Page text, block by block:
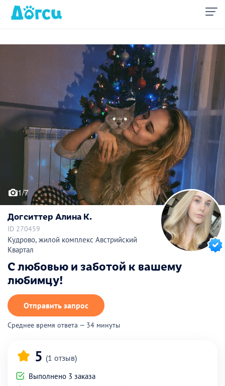
1/7
Догситтер Алина К.
ID 270459
Кудрово, жилой комплекс Австрийский
Квартал
С любовью и заботой к вашему
любимцу!
Отправить запрос
Среднее время ответа — 34 минуты
5 (1 отзыв)
Выполнено 3 заказа